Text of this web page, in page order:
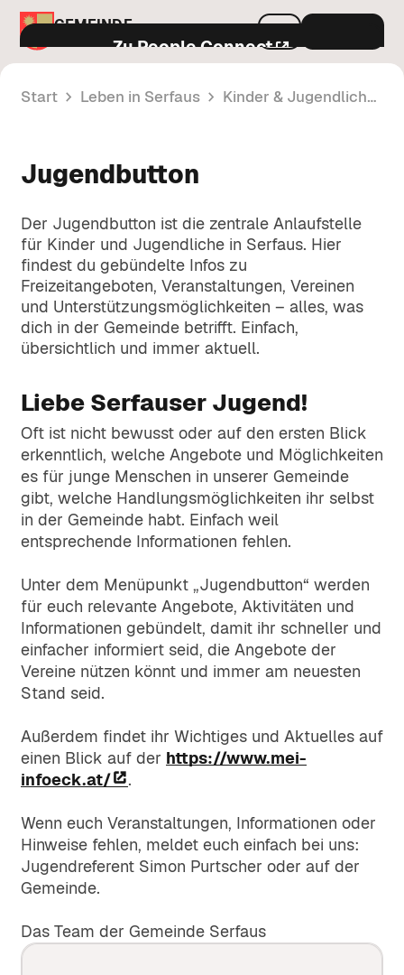
Zu People Connect
Amtstafel
amtliche Mitteilungen der Gemeinde.
Neuigkeiten
Aktuelle Informationen und Mitteilungen
aus dem Gemeindeleben.
Termine und Hinweise zu kulturellen und
gemeinderelevanten Events.
Gottesdienstordnung
Alle Infos zu Gottesdiensten, Seelsorge
und religiösem Leben im Pfarramt
Serfaus.
Gemeindezeitung
Digitale Ausgabe der Serfauser
Gemeindezeitung zum Nachlesen.
Jobs
Gemeinde und ihrer Einrichtungen.
Ansuchen & Bewilligungen
Formulare und Informationen für
Anträge und Genehmigungen.
Einrichtungen und Serviceleistungen
der Gemeinde auf einen Blick.
Gemeindeamt & Politik
Politik & Entscheidungsträger
Infos zu Bürgermeister, Gemeinderat
und den politischen Gremien.
Verordnungen
Abteilungen
Anlaufstellen im Gemeindeamt –
Aufgabenbereiche & Kontakt.
Gebühren & Abgaben
Gemeindeabgaben, Beiträge und Tarife.
Rechnungsabschluss und
Voranschlag
Digitaler Schriftverkehr
Informationen zur amtlichen Signatur
Dokumentenprüfung.
Leben in Serfaus
Verkehr & Mobilität
Alle Infos zu Parken, FloMobil,
öffentlichem Verkehr und
Verkehrsregelungen in Serfaus.
Wissenswertes rund um Raumordnung,
Bauvorhaben und Umweltschutz in der
Gemeinde.
Familie & Soziales
Angebote und Unterstützung für
Familien, Senioren und soziale Anliegen.
Kinder & Jugendliche
Freizeit, Betreuung und
Mitgestaltungsmöglichkeiten für junge
Serfauser:innen.
Schulen, Kindergärten, Kinderkrippe und
Erwachsenenbildung auf einen Blick.
Vereine
Engagierte Menschen für Kultur, Sport,
Landwirtschaft und Gemeinschaft.
Sport-, Spiel- und Veranstaltungsorte –
öffentlich nutzbare Plätze im Dorf.
A-Z
Öffnungszeiten
Kontakt
Barrierefrei
+43 5476 6210
gemeinde@serfaus.gv.at
GEMEINDE
SERFAUS
Start Leben in Serfaus Kinder & Jugendliche
Jugendbutton
Der Jugendbutton ist die zentrale Anlaufstelle
für Kinder und Jugendliche in Serfaus. Hier
findest du gebündelte Infos zu
Freizeitangeboten, Veranstaltungen, Vereinen
und Unterstützungsmöglichkeiten – alles, was
dich in der Gemeinde betrifft. Einfach,
übersichtlich und immer aktuell.
Liebe Serfauser Jugend!
Oft ist nicht bewusst oder auf den ersten Blick
erkenntlich, welche Angebote und Möglichkeiten
es für junge Menschen in unserer Gemeinde
gibt, welche Handlungsmöglichkeiten ihr selbst
in der Gemeinde habt. Einfach weil
entsprechende Informationen fehlen.
Unter dem Menüpunkt „Jugendbutton“ werden
für euch relevante Angebote, Aktivitäten und
Informationen gebündelt, damit ihr schneller und
einfacher informiert seid, die Angebote der
Vereine nützen könnt und immer am neuesten
Stand seid.
Außerdem findet ihr Wichtiges und Aktuelles auf
einen Blick auf der https://www.mei-
infoeck.at/
.
Wenn euch Veranstaltungen, Informationen oder
Hinweise fehlen, meldet euch einfach bei uns:
Jugendreferent Simon Purtscher oder auf der
Gemeinde.
Das Team der Gemeinde Serfaus